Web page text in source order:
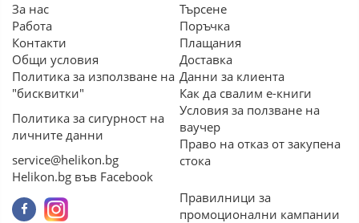
За нас
Работа
Контакти
Общи условия
Политика за използване на
"бисквитки"
Политика за сигурност на
личните данни
service@helikon.bg
Helikon.bg във Facebook
Търсене
Поръчка
Плащания
Доставка
Данни за клиента
Как да свалим е-книги
Условия за ползване на
ваучер
Право на отказ от закупена
стока
Правилници за
промоционални кампании